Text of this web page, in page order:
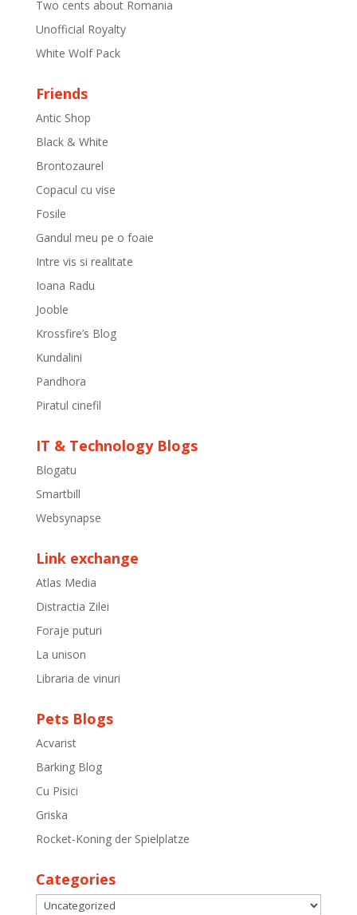
Two cents about Romania
Unofficial Royalty
White Wolf Pack
Friends
Antic Shop
Black & White
Brontozaurel
Copacul cu vise
Fosile
Gandul meu pe o foaie
Intre vis si realitate
Ioana Radu
Jooble
Krossfire’s Blog
Kundalini
Pandhora
Piratul cinefil
IT & Technology Blogs
Blogatu
Smartbill
Websynapse
Link exchange
Atlas Media
Distractia Zilei
Foraje puturi
La unison
Libraria de vinuri
Pets Blogs
Acvarist
Barking Blog
Cu Pisici
Griska
Rocket-Koning der Spielplatze
Categories
Categories